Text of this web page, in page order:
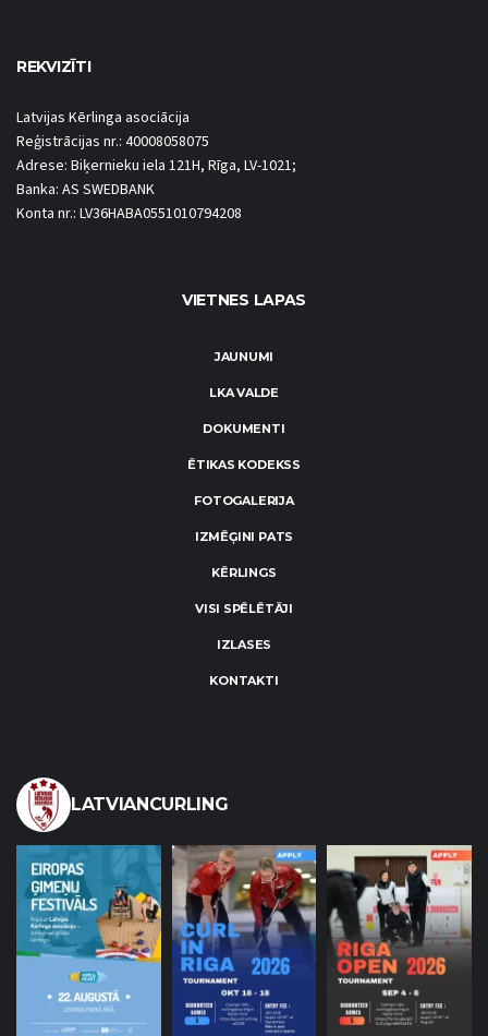
REKVIZĪTI
Latvijas Kērlinga asociācija
Reģistrācijas nr.: 40008058075
Adrese: Biķernieku iela 121H, Rīga, LV-1021;
Banka: AS SWEDBANK
Konta nr.: LV36HABA0551010794208
VIETNES LAPAS
JAUNUMI
LKA VALDE
DOKUMENTI
ĒTIKAS KODEKSS
FOTOGALERIJA
IZMĒĢINI PATS
KĒRLINGS
VISI SPĒLĒTĀJI
IZLASES
KONTAKTI
LATVIANCURLING